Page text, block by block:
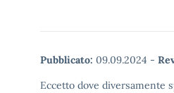
Pubblicato: 09.09.2024 -
Eccetto dove diversamente